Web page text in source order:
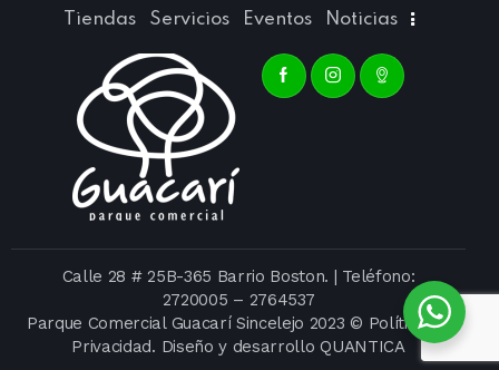
Tiendas Servicios Eventos Noticias
Calle 28 # 25B-365 Barrio Boston. | Teléfono:
2720005 – 2764537
Parque Comercial Guacarí Sincelejo 2023 © Política de
Privacidad. Diseño y desarrollo QUANTICA